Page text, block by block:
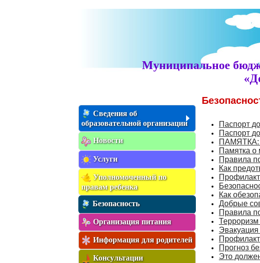
Муниципальное
Сведения об
образовательной организации
Новости
Услуги
Уполномоченный по
правам ребенка
Безопасность
Организация питания
Информация для родителей
Консультации
Паспорт
Паспорт
ПАМЯТКА:
Памятка о
Правила
Как
Как
Добрые
Правила
Терроризм
Прогноз
Это